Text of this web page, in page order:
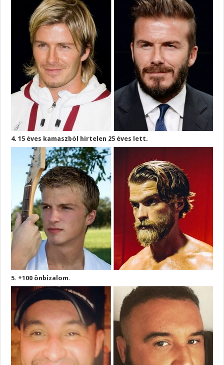
4. 15 éves kamaszból hirtelen 25 éves lett.
5. +100 önbizalom.